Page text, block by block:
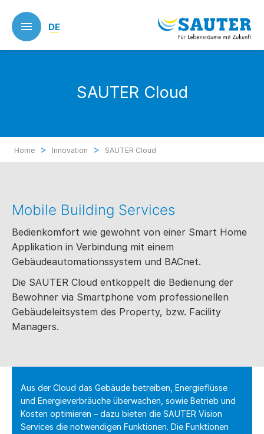
main
content
DE
SAUTER Cloud
Home > Innovation > SAUTER Cloud
Mobile Building Services
Bedienkomfort wie gewohnt von einer Smart Home
Applikation in Verbindung mit einem
Gebäudeautomationssystem und BACnet.
Die SAUTER Cloud entkoppelt die Bedienung der
Bewohner via Smartphone vom professionellen
Gebäudeleitsystem des Property, bzw. Facility
Managers.
Aus der Cloud das Gebäude betreiben, Energieflüsse
und Energieverbräuche überwachen, sowie Betrieb und
Kosten optimieren – dazu bieten die SAUTER Vision
Services die notwendigen Funktionen. Die Funktionen